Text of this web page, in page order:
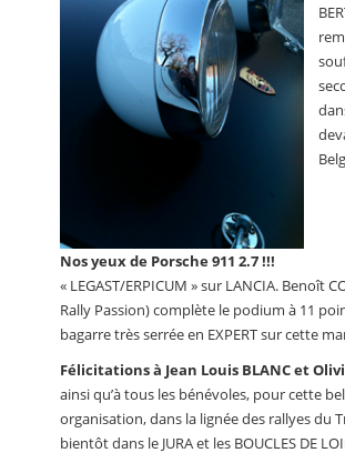
Nos yeux de Porsche 911 2.7 !!!
« LEGAST/ERPICUM » sur LANCIA. Benoît
Rally Passion) complète le podium à 11
bagarre très serrée en EXPERT sur cette
Félicitations à Jean Louis BLANC et
ainsi qu’à tous les bénévoles, pour cette
organisation, dans la lignée des rallyes du
bientôt dans le JURA et les BOUCLES DE